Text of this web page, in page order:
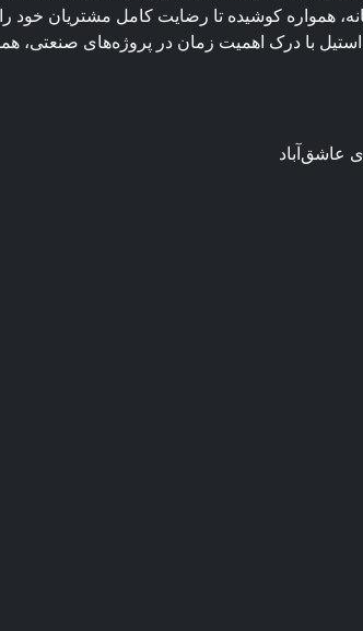
همواره کوشیده تا رضایت کامل مشتریان
با درک اهمیت زمان در پروژه‌های صنعتی،